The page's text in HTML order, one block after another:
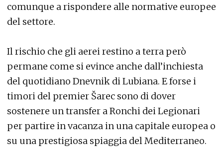
comunque a rispondere alle normative europee
del settore.
Il rischio che gli aerei restino a terra però
permane come si evince anche dall’inchiesta
del quotidiano Dnevnik di Lubiana. E forse i
timori del premier Šarec sono di dover
sostenere un transfer a Ronchi dei Legionari
per partire in vacanza in una capitale europea o
su una prestigiosa spiaggia del Mediterraneo.